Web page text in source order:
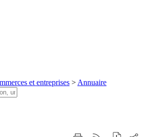
et entreprises > Annuaire